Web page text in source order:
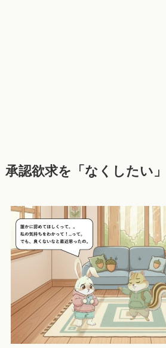
承認欲求を「なくしたい